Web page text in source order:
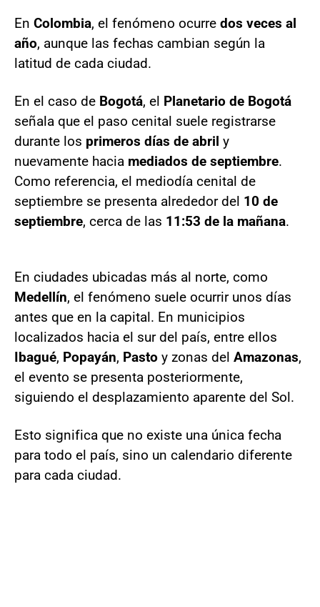
En Colombia, el fenómeno ocurre dos veces al
año, aunque las fechas cambian según la
latitud de cada ciudad.
En el caso de Bogotá, el Planetario de Bogotá
señala que el paso cenital suele registrarse
durante los primeros días de abril y
nuevamente hacia mediados de septiembre.
Como referencia, el mediodía cenital de
septiembre se presenta alrededor del 10 de
septiembre, cerca de las 11:53 de la mañana.
En ciudades ubicadas más al norte, como
Medellín, el fenómeno suele ocurrir unos días
antes que en la capital. En municipios
localizados hacia el sur del país, entre ellos
Ibagué, Popayán, Pasto y zonas del Amazonas,
el evento se presenta posteriormente,
siguiendo el desplazamiento aparente del Sol.
Esto significa que no existe una única fecha
para todo el país, sino un calendario diferente
para cada ciudad.